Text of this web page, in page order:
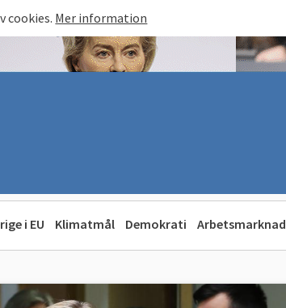
cookies. Mer information
i EU Klimatmål Demokrati Arbetsmarknad